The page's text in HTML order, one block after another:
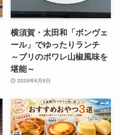
横須賀・太田和「ボンヴェ
ール」でゆったりランチ
～ブリのポワレ山椒風味を
堪能～
2026年6月9日